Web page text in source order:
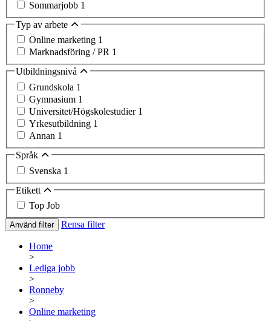
Sommarjobb 1
Typ av arbete
Online marketing 1
Marknadsföring / PR 1
Utbildningsnivå
Grundskola 1
Gymnasium 1
Universitet/Högskolestudier 1
Yrkesutbildning 1
Annan 1
Språk
Svenska 1
Etikett
Top Job
Använd filter Rensa filter
Home
>
Lediga jobb
>
Ronneby
>
Online marketing